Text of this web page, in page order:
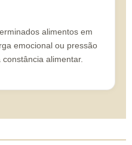
alimentos em
emocional ou pressão
alimentar.